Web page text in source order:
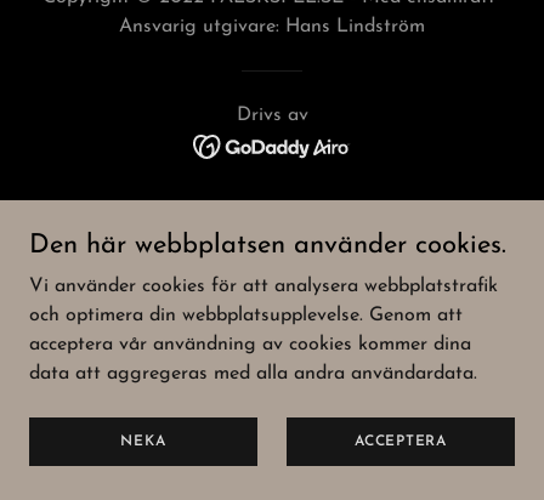
Ansvarig utgivare: Hans Lindström
Drivs av
Den här webbplatsen använder cookies.
Vi använder cookies för att analysera webbplatstrafik
och optimera din webbplatsupplevelse. Genom att
acceptera vår användning av cookies kommer dina
data att aggregeras med alla andra användardata.
NEKA ACCEPTERA